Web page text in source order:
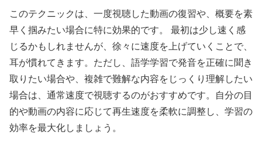
このテクニックは、一度視聴した動画の復習や、概要を素
早く掴みたい場合に特に効果的です。 最初は少し速く感
じるかもしれませんが、徐々に速度を上げていくことで、
耳が慣れてきます。ただし、語学学習で発音を正確に聞き
取りたい場合や、複雑で難解な内容をじっくり理解したい
場合は、通常速度で視聴するのがおすすめです。自分の目
的や動画の内容に応じて再生速度を柔軟に調整し、学習の
効率を最大化しましょう。